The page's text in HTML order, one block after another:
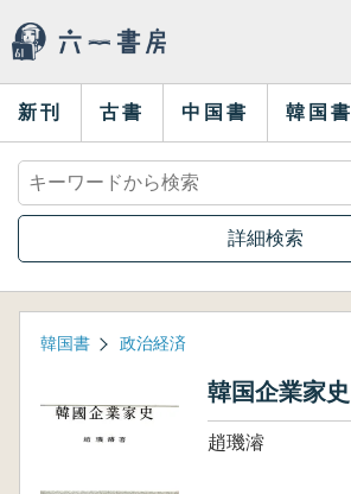
新刊 古書 中国書 韓国書
詳細検索
韓国書 政治経済
韓国企業家史
趙璣濬